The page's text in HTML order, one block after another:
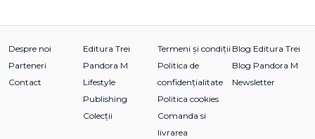
Despre noi
Parteneri
Contact
Editura Trei
Pandora M
Lifestyle
Publishing
Colecții
Termeni și condiții
Politica de
confidențialitate
Politica cookies
Comanda si
livrarea
Blog Editura Trei
Blog Pandora M
Newsletter